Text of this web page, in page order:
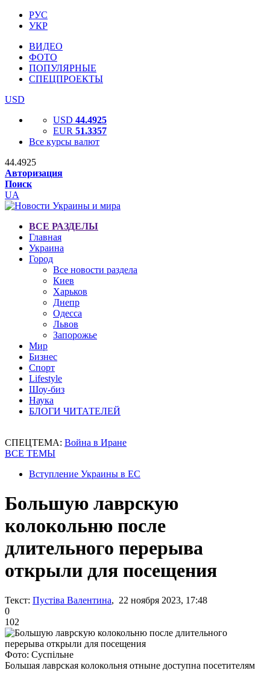
РУС
УКР
ВИДЕО
ФОТО
ПОПУЛЯРНЫЕ
СПЕЦПРОЕКТЫ
USD
USD 44.4925
EUR 51.3357
Все курсы валют
44.4925
Авторизация
Поиск
UA
ВСЕ РАЗДЕЛЫ
Главная
Украина
Город
Все новости раздела
Киев
Харьков
Днепр
Одесса
Львов
Запорожье
Мир
Бизнес
Спорт
Lifestyle
Шоу-биз
Наука
БЛОГИ ЧИТАТЕЛЕЙ
СПЕЦТЕМА: Война в Иране
ВСЕ ТЕМЫ
Вступление Украины в ЕС
Большую лаврскую
колокольню после
длительного перерыва
открыли для посещения
Текст: Пустіва Валентина, 22 ноября 2023, 17:48
0
102
Фото: Суспільне
Большая лаврская колокольня отныне доступна посетителям